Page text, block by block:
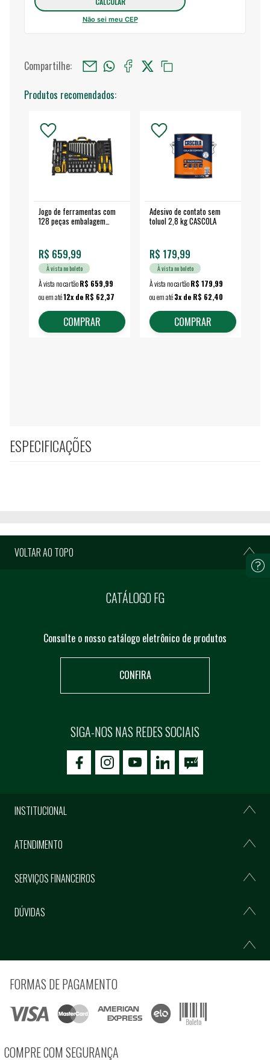
Não sei meu CEP
Compartilhe:
Produtos recomendados:
Jogo de ferramentas com
128 peças embalagem
R$ 659,99
À vista no boleto
À vista no cartãoR$ 659,99
ou em até12x de R$ 62,37
COMPRAR
Adesivo de contato sem
toluol 2,8 kg CASCOLA
R$ 179,99
À vista no boleto
À vista no cartãoR$ 179,99
ou em até3x de R$ 62,40
COMPRAR
ESPECIFICAÇÕES
VOLTAR AO TOPO
CATÁLOGO FG
Consulte o nosso catálogo eletrônico de produtos
CONFIRA
SIGA-NOS NAS REDES SOCIAIS
icon-facebookicon-social02icon-social03
INSTITUCIONAL
ATENDIMENTO
SERVIÇOS FINANCEIROS
DÚVIDAS
FORMAS DE PAGAMENTO
COMPRE COM SEGURANÇA